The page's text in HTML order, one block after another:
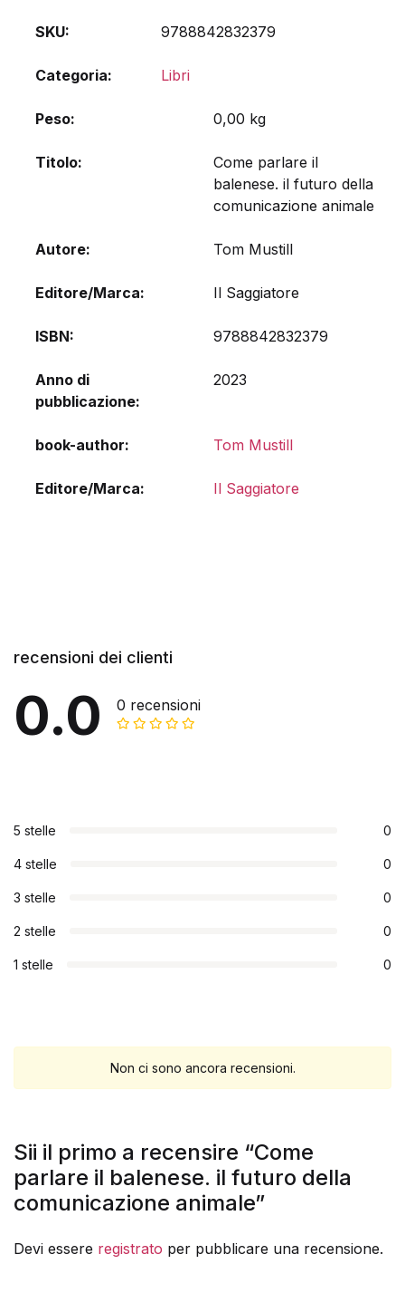
SKU: 9788842832379
Categoria: Libri
Peso 0,00 kg
Titolo
Come parlare il
balenese. il futuro della
comunicazione animale
Autore Tom Mustill
Editore/Marca Il Saggiatore
ISBN 9788842832379
Anno di
pubblicazione
2023
book-author Tom Mustill
Editore/Marca Il Saggiatore
recensioni dei clienti
0.0 0 recensioni
5 stelle 0
4 stelle 0
3 stelle 0
2 stelle 0
1 stelle 0
Non ci sono ancora recensioni.
Sii il primo a recensire “Come
parlare il balenese. il futuro della
comunicazione animale”
Devi essere registrato per pubblicare una recensione.